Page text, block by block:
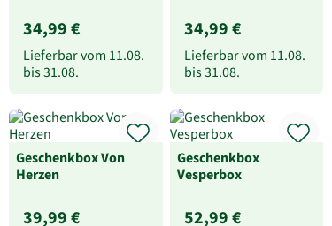
34,99 €
Lieferbar vom 11.08.
bis31.08.
34,99 €
Lieferbar vom 11.08.
bis31.08.
Geschenkbox Von
Herzen
39,99 €
Geschenkbox
Vesperbox
52,99 €